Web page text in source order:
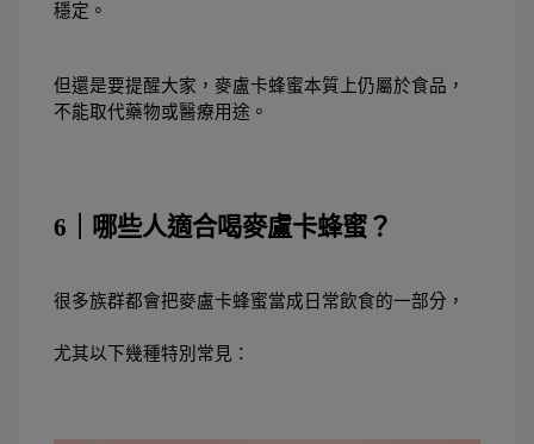
穩定。
但還是要提醒大家，麥盧卡蜂蜜本質上仍屬於食品，
不能取代藥物或醫療用途。
6｜哪些人適合喝麥盧卡蜂蜜？
很多族群都會把麥盧卡蜂蜜當成日常飲食的一部分，
尤其以下幾種特別常見：